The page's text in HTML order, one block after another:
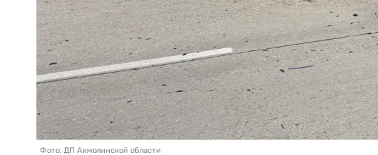
Фото: ДП Акмолинской области